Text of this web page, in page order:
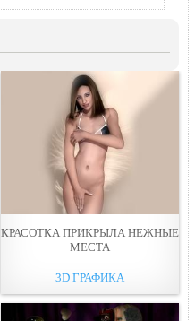
КРАСОТКА ПРИКРЫЛА НЕЖНЫЕ
МЕСТА
3D ГРАФИКА